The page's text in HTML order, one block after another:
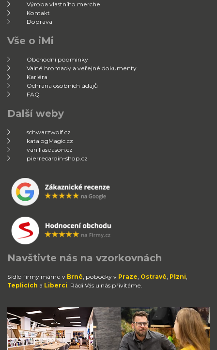
Výroba vlastního merche
Kontakt
Doprava
Vše o iMi
Obchodní podmínky
Valné hromady a veřejné dokumenty
Kariéra
Ochrana osobních údajů
FAQ
Další weby
schwarzwolf.cz
katalogMagic.cz
vanillaseason.cz
pierrecardin-shop.cz
Navštivte nás na vzorkovnách
Sídlo firmy máme v Brně, pobočky v Praze, Ostravě, Plzni,
Teplicích a Liberci. Rádi Vás u nás přivítáme.